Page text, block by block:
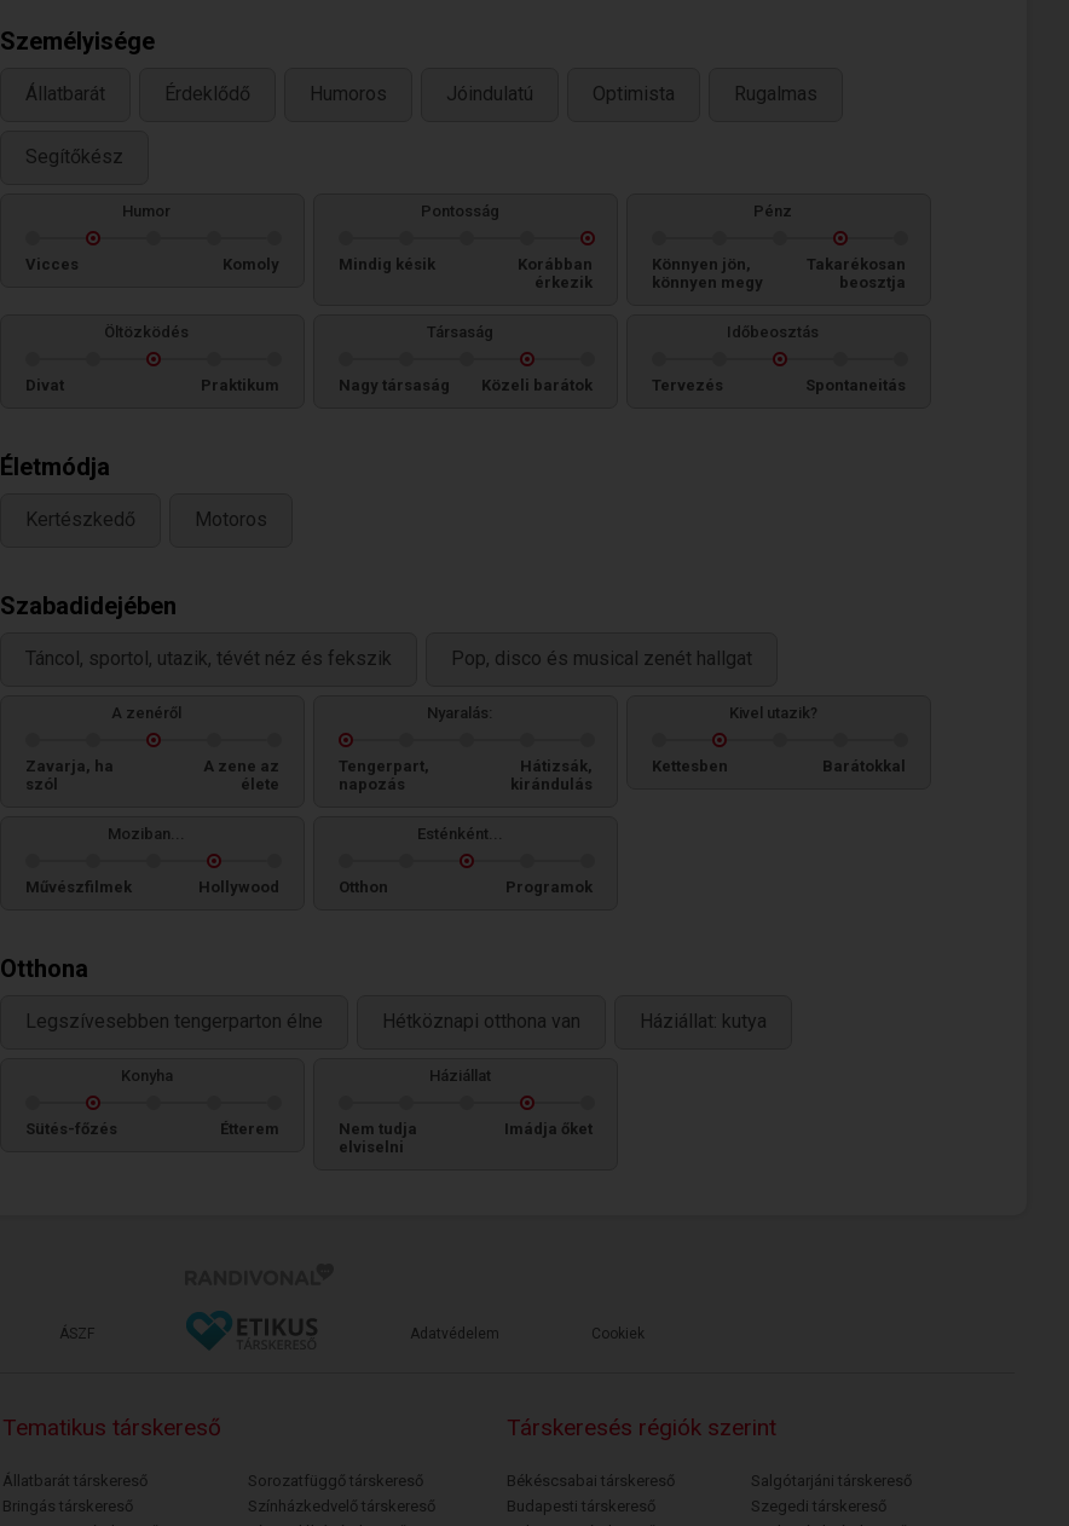
Személyisége
Állatbarát Érdeklődő Humoros Jóindulatú Optimista Rugalmas
Segítőkész
Humor
Vicces Komoly
Pontosság
Mindig késik
Korábban
érkezik
Pénz
Könnyen jön,
könnyen megy
Takarékosan
beosztja
Öltözködés
Divat Praktikum
Társaság
Nagy társaság Közeli barátok
Időbeosztás
Tervezés Spontaneitás
Életmódja
Kertészkedő Motoros
Szabadidejében
Táncol, sportol, utazik, tévét néz és fekszik Pop, disco és musical zenét hallgat
A zenéről
Zavarja, ha
szól
A zene az
élete
Nyaralás:
Tengerpart,
napozás
Hátizsák,
kirándulás
Kivel utazik?
Kettesben Barátokkal
Moziban...
Művészfilmek Hollywood
Esténként...
Otthon Programok
Otthona
Legszívesebben tengerparton élne Hétköznapi otthona van Háziállat: kutya
Konyha
Sütés-főzés Étterem
Háziállat
Nem tudja
elviselni
Imádja őket
ÁSZF Adatvédelem Cookiek
Tematikus társkereső
Állatbarát társkereső
Bringás társkereső
Sorozatfüggő társkereső
Színházkedvelő társkereső
Társkeresés régiók szerint
Békéscsabai társkereső
Budapesti társkereső
Salgótarjáni társkereső
Szegedi társkereső